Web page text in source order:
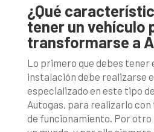
¿Qué
tener un vehículo
transformarse a
Lo primero que debes tener
instalación debe realizarse
especializado en este tipo
Autogas, para realizarlo
de funcionamiento. Por otro